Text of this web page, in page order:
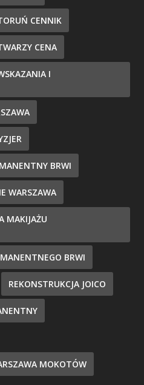
CENNIK
CENA
I
BRWI
WARSZAWA
MAKIJAŻU
BRWI
REKONSTRUKCJA JOICO
MOKOTÓW